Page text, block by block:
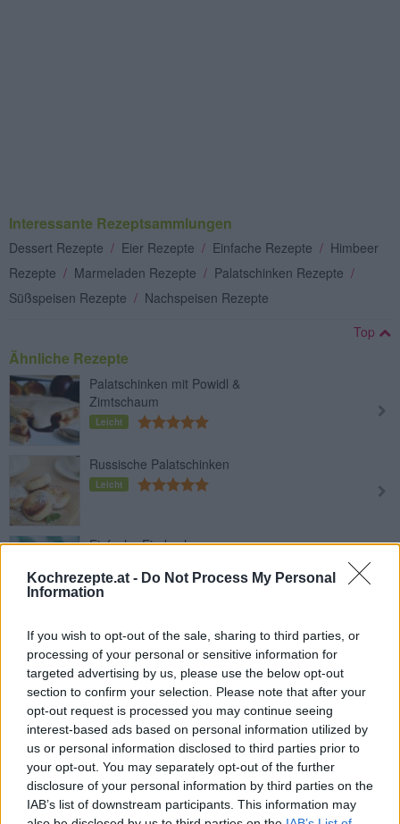
Kochrezepte.at - Do Not Process My Personal
Information
If you wish to opt-out of the sale, sharing to third parties, or
processing of your personal or sensitive information for
targeted advertising by us, please use the below opt-out
section to confirm your selection. Please note that after your
opt-out request is processed you may continue seeing
interest-based ads based on personal information utilized by
us or personal information disclosed to third parties prior to
your opt-out. You may separately opt-out of the further
disclosure of your personal information by third parties on the
IAB’s list of downstream participants. This information may
Interessante Rezeptsammlungen
Dessert Rezepte / Eier Rezepte / Einfache Rezepte / Himbeer
Rezepte / Marmeladen Rezepte / Palatschinken Rezepte /
Süßspeisen Rezepte / Nachspeisen Rezepte
Top
Ähnliche Rezepte
Palatschinken mit Powidl &
Zimtschaum
Leicht
Russische Palatschinken
Leicht
Einfache Eierkuchen
gefüllt
Leicht
Bananen-Palatschinken
Leicht
Palatschinken mit Räucherlachs
Leicht